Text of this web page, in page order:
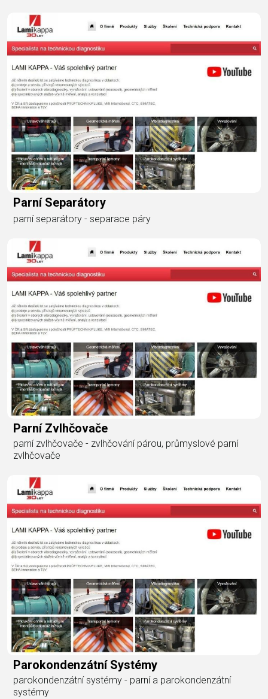
Parní Separátory
parní separátory - separace páry
Parní Zvlhčovače
parní zvlhčovače - zvlhčování párou, průmyslové parní
zvlhčovače
Parokondenzátní Systémy
parokondenzátní systémy - parní a parokondenzátní
systémy